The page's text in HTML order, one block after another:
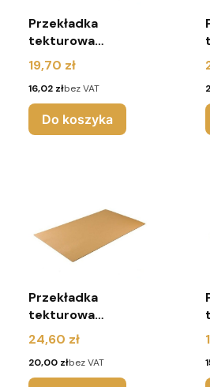
Przekładka
tekturowa
750x560 mm 3W
(pakiet 10 sztuk)
Cena
19,70 zł
Cena
16,02 złbez VAT
Do koszyka
Przekładka
tekturowa
920x730 mm 3W
(pakiet 10 sztuk)
Cena
24,60 zł
Cena
20,00 złbez VAT